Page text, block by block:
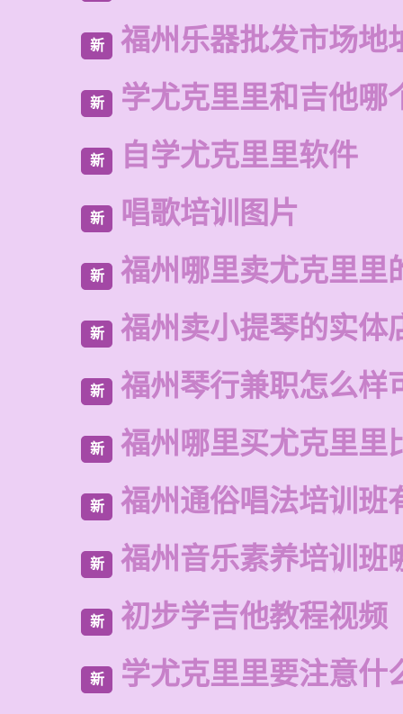
新 福州乐器批发市场地
新 学尤克里里和吉他哪
新 自学尤克里里软件
新 唱歌培训图片
新 福州哪里卖尤克里里
新 福州卖小提琴的实体
新 福州琴行兼职怎么样
新 福州哪里买尤克里里
新 福州通俗唱法培训班
新 福州音乐素养培训班
新 初步学吉他教程视频
新 学尤克里里要注意什